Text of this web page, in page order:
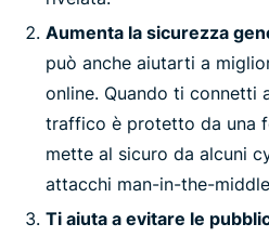
Aumenta la sicurezza
può anche aiutarti a
online. Quando ti connetti
traffico è protetto da una
mette al sicuro da alcuni
attacchi man-in-the-
Ti aiuta a evitare le